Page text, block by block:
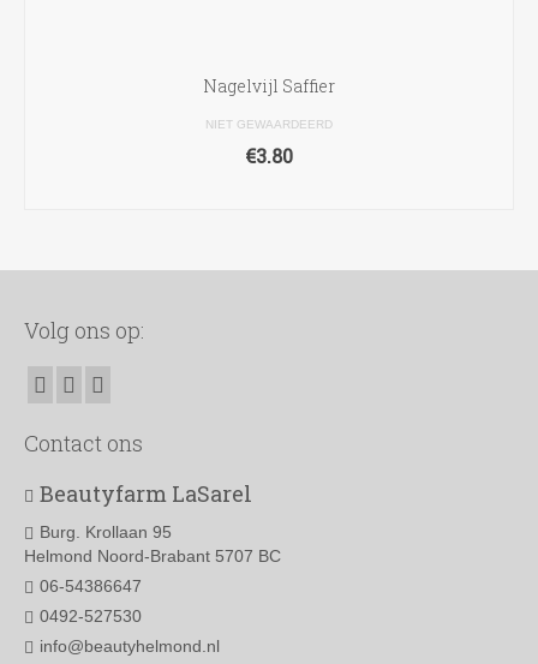
Nagelvijl Saffier
NIET GEWAARDEERD
€3.80
Volg ons op:
Contact ons
Beautyfarm LaSarel
Burg. Krollaan 95
Helmond Noord-Brabant 5707 BC
06-54386647
0492-527530
info@beautyhelmond.nl